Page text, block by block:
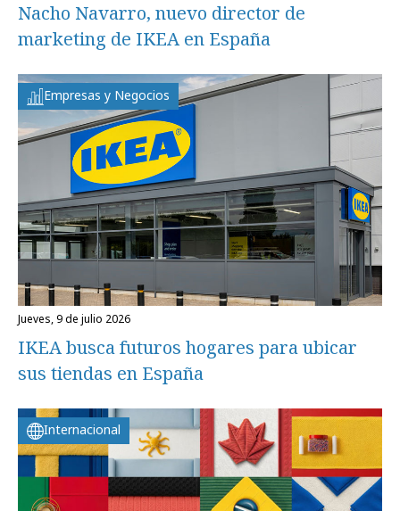
Nacho Navarro, nuevo director de
marketing de IKEA en España
Empresas y Negocios
jueves, 9 de julio 2026
IKEA busca futuros hogares para ubicar
sus tiendas en España
Internacional